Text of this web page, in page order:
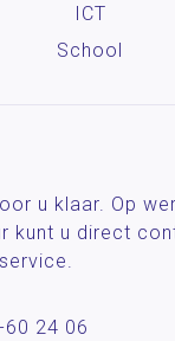
ICT
School
u klaar. Op
kunt u direct
24 06